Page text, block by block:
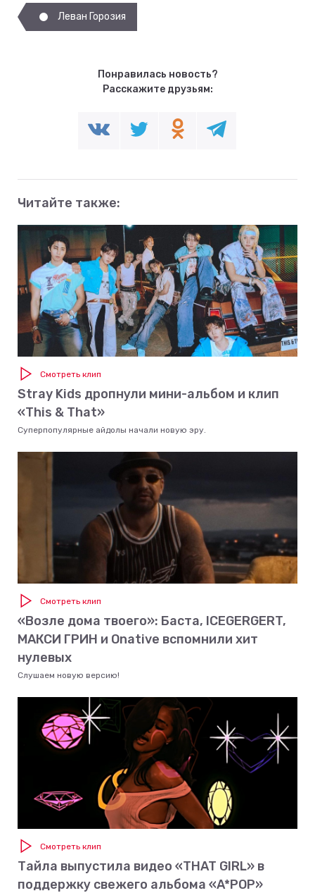
Леван Горозия
Понравилась новость?
Расскажите друзьям:
Читайте также:
Смотреть клип
Stray Kids дропнули мини-альбом и клип
«This & That»
Суперпопулярные айдолы начали новую эру.
Смотреть клип
«Возле дома твоего»: Баста, ICEGERGERT,
МАКСИ ГРИН и Onative вспомнили хит
нулевых
Слушаем новую версию!
Смотреть клип
Тайла выпустила видео «THAT GIRL» в
поддержку свежего альбома «A*POP»